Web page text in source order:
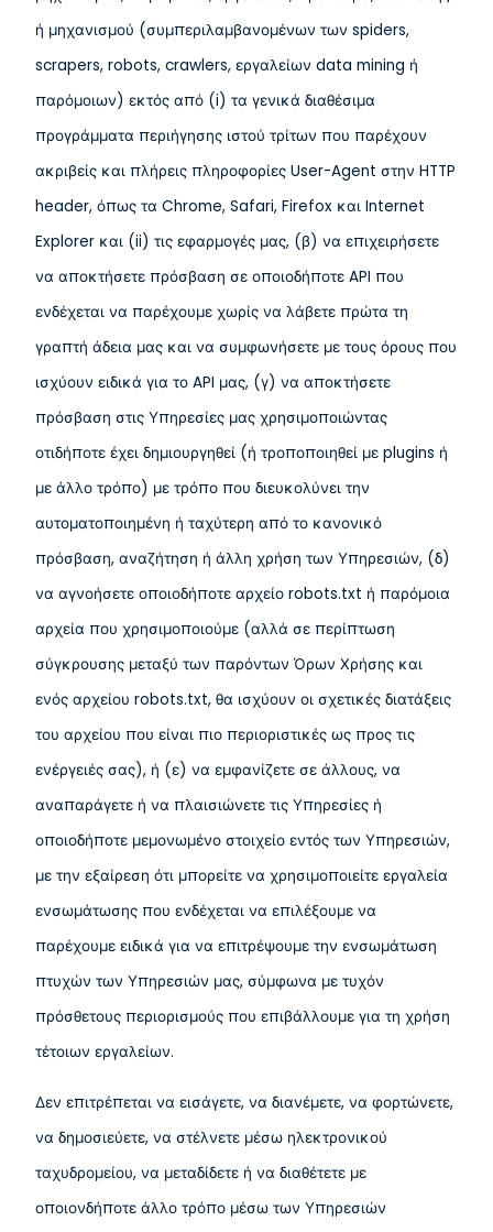
ή μηχανισμού (συμπεριλαμβανομένων των spiders,
scrapers, robots, crawlers, εργαλείων data mining ή
παρόμοιων) εκτός από (i) τα γενικά διαθέσιμα
προγράμματα περιήγησης ιστού τρίτων που παρέχουν
ακριβείς και πλήρεις πληροφορίες User-Agent στην HTTP
header, όπως τα Chrome, Safari, Firefox και Internet
Explorer και (ii) τις εφαρμογές μας, (β) να επιχειρήσετε
να αποκτήσετε πρόσβαση σε οποιοδήποτε API που
ενδέχεται να παρέχουμε χωρίς να λάβετε πρώτα τη
γραπτή άδεια μας και να συμφωνήσετε με τους όρους που
ισχύουν ειδικά για το API μας, (γ) να αποκτήσετε
πρόσβαση στις Υπηρεσίες μας χρησιμοποιώντας
οτιδήποτε έχει δημιουργηθεί (ή τροποποιηθεί με plugins ή
με άλλο τρόπο) με τρόπο που διευκολύνει την
αυτοματοποιημένη ή ταχύτερη από το κανονικό
πρόσβαση, αναζήτηση ή άλλη χρήση των Υπηρεσιών, (δ)
να αγνοήσετε οποιοδήποτε αρχείο robots.txt ή παρόμοια
αρχεία που χρησιμοποιούμε (αλλά σε περίπτωση
σύγκρουσης μεταξύ των παρόντων Όρων Χρήσης και
ενός αρχείου robots.txt, θα ισχύουν οι σχετικές διατάξεις
του αρχείου που είναι πιο περιοριστικές ως προς τις
ενέργειές σας), ή (ε) να εμφανίζετε σε άλλους, να
αναπαράγετε ή να πλαισιώνετε τις Υπηρεσίες ή
οποιοδήποτε μεμονωμένο στοιχείο εντός των Υπηρεσιών,
με την εξαίρεση ότι μπορείτε να χρησιμοποιείτε εργαλεία
ενσωμάτωσης που ενδέχεται να επιλέξουμε να
παρέχουμε ειδικά για να επιτρέψουμε την ενσωμάτωση
πτυχών των Υπηρεσιών μας, σύμφωνα με τυχόν
πρόσθετους περιορισμούς που επιβάλλουμε για τη χρήση
τέτοιων εργαλείων.
Δεν επιτρέπεται να εισάγετε, να διανέμετε, να φορτώνετε,
να δημοσιεύετε, να στέλνετε μέσω ηλεκτρονικού
ταχυδρομείου, να μεταδίδετε ή να διαθέτετε με
οποιονδήποτε άλλο τρόπο μέσω των Υπηρεσιών